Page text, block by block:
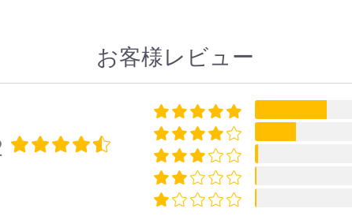
お客様レビュー